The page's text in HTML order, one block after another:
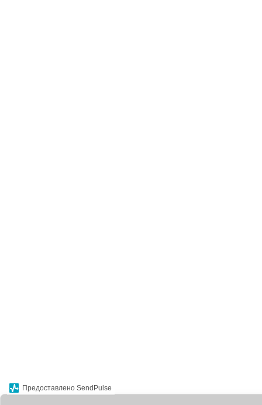
Предоставлено SendPulse